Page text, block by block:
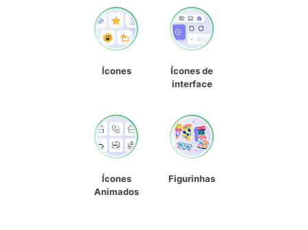
Ícones
Ícones de
interface
Ícones
Animados
Figurinhas